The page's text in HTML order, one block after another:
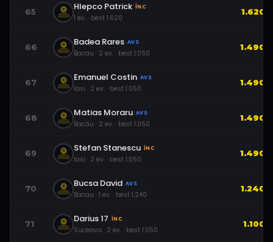
65 Hlepco Patrick ÎNC
1 ev. · best 1.620
1.620
66 Badea Rares AVS
Bacau · 2 ev. · best 1.050
1.490
67 Emanuel Costin AVS
Iasi · 2 ev. · best 1.050
1.490
68 Matias Moraru AVS
Bacău · 2 ev. · best 1.050
1.490
69 Stefan Stanescu ÎNC
Iasi · 2 ev. · best 1.050
1.490
70 Bucsa David AVS
Bacau · 1 ev. · best 1.240
1.240
71 Darius 17 ÎNC
Suceava · 2 ev. · best 1.050
1.100